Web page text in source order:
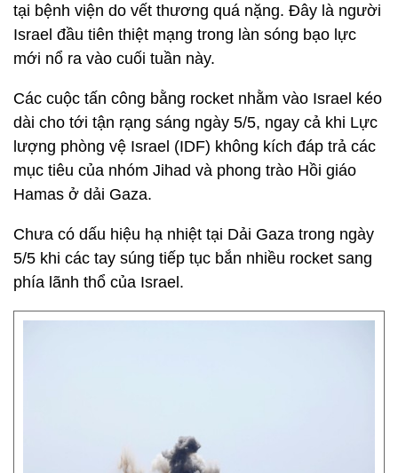
tại bệnh viện do vết thương quá nặng. Đây là người
Israel đầu tiên thiệt mạng trong làn sóng bạo lực
mới nổ ra vào cuối tuần này.
Các cuộc tấn công bằng rocket nhằm vào Israel kéo
dài cho tới tận rạng sáng ngày 5/5, ngay cả khi Lực
lượng phòng vệ Israel (IDF) không kích đáp trả các
mục tiêu của nhóm Jihad và phong trào Hồi giáo
Hamas ở dải Gaza.
Chưa có dấu hiệu hạ nhiệt tại Dải Gaza trong ngày
5/5 khi các tay súng tiếp tục bắn nhiều rocket sang
phía lãnh thổ của Israel.